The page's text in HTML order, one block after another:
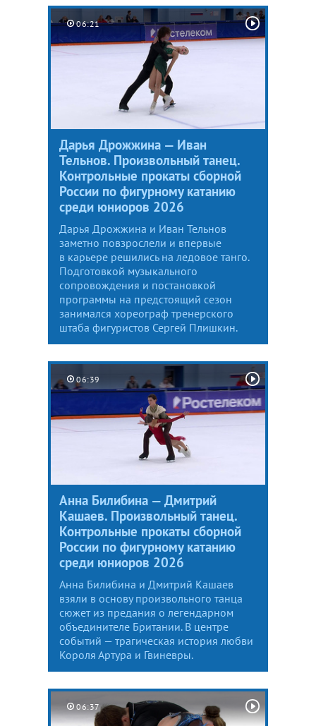
06:21
Дарья Дрожжина — Иван
Тельнов. Произвольный танец.
Контрольные прокаты сборной
России по фигурному катанию
среди юниоров 2026
Дарья Дрожжина и Иван Тельнов
заметно повзрослели и впервые
в карьере решились на ледовое танго.
Подготовкой музыкального
сопровождения и постановкой
программы на предстоящий сезон
занимался хореограф тренерского
штаба фигуристов Сергей Плишкин.
06:39
Анна Билибина — Дмитрий
Кашаев. Произвольный танец.
Контрольные прокаты сборной
России по фигурному катанию
среди юниоров 2026
Анна Билибина и Дмитрий Кашаев
взяли в основу произвольного танца
сюжет из предания о легендарном
объединителе Британии. В центре
событий — трагическая история любви
Короля Артура и Гвиневры.
06:37